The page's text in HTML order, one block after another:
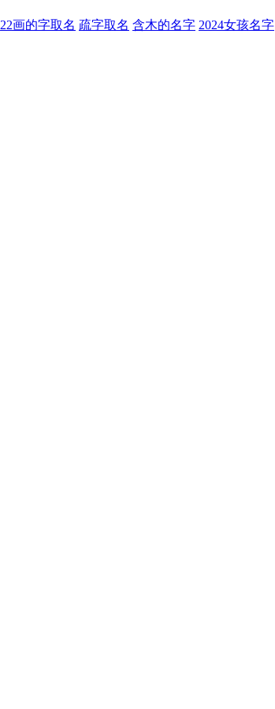
22画的字取名 疏字取名 含木的名字 2024女孩名字